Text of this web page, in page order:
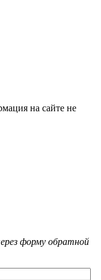
на сайте не
форму обратной